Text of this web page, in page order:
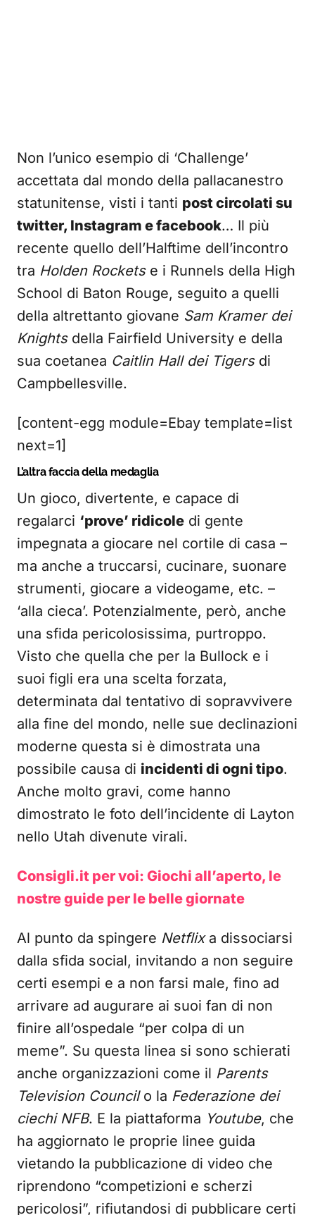
Non l’unico esempio di ‘Challenge’
accettata dal mondo della pallacanestro
statunitense, visti i tanti post circolati su
twitter, Instagram e facebook… Il più
recente quello dell’Halftime dell’incontro
tra Holden Rocketse i Runnels della High
School di Baton Rouge, seguito a quelli
della altrettanto giovane Sam Kramer dei
Knightsdella Fairfield University e della
sua coetanea Caitlin Hall dei Tigersdi
Campbellesville.
[content-egg module=Ebay template=list
next=1]
L’altra faccia della medaglia
Un gioco, divertente, e capace di
regalarci ‘prove’ ridicole di gente
impegnata a giocare nel cortile di casa –
ma anche a truccarsi, cucinare, suonare
strumenti, giocare a videogame, etc. –
‘alla cieca’. Potenzialmente, però, anche
una sfida pericolosissima, purtroppo.
Visto che quella che per la Bullock e i
suoi figli era una scelta forzata,
determinata dal tentativo di sopravvivere
alla fine del mondo, nelle sue declinazioni
moderne questa si è dimostrata una
possibile causa di incidenti di ogni tipo.
Anche molto gravi, come hanno
dimostrato le foto dell’incidente di Layton
nello Utah divenute virali.
Consigli.it per voi: Giochi all’aperto, le
nostre guide per le belle giornate
Al punto da spingere Netflixa dissociarsi
dalla sfida social, invitando a non seguire
certi esempi e a non farsi male, fino ad
arrivare ad augurare ai suoi fan di non
finire all’ospedale “per colpa di un
meme”. Su questa linea si sono schierati
anche organizzazioni come il Parents
Television Councilo la Federazione dei
ciechi NFB. E la piattaforma Youtube, che
ha aggiornato le proprie linee guida
vietando la pubblicazione di video che
riprendono “competizioni e scherzi
pericolosi”, rifiutandosi di pubblicare certi